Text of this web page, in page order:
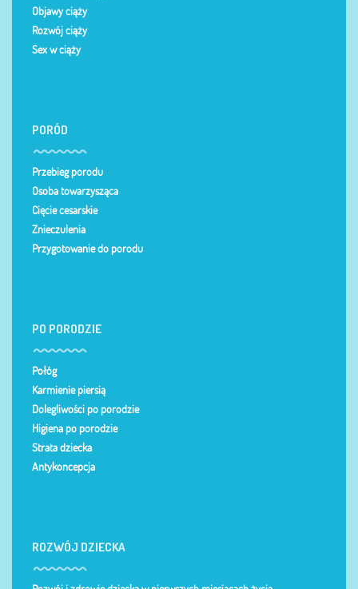
Objawy ciąży
Rozwój ciąży
Sex w ciąży
PORÓD
Przebieg porodu
Osoba towarzysząca
Cięcie cesarskie
Znieczulenia
Przygotowanie do porodu
PO PORODZIE
Połóg
Karmienie piersią
Dolegliwości po porodzie
Higiena po porodzie
Strata dziecka
Antykoncepcja
ROZWÓJ DZIECKA